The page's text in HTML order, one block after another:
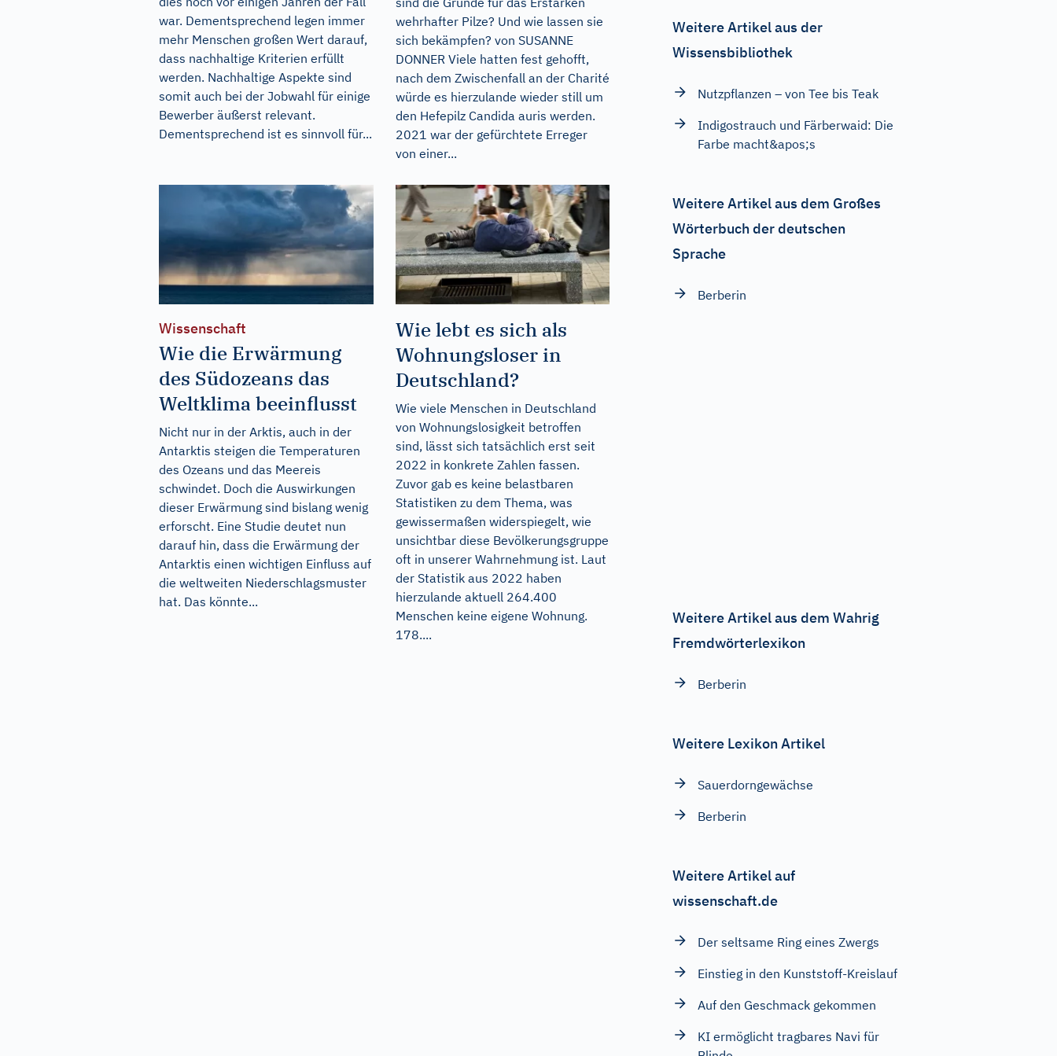
war. Dementsprechend legen immer
mehr Menschen großen Wert darauf,
dass nachhaltige Kriterien erfüllt
werden. Nachhaltige Aspekte sind
somit auch bei der Jobwahl für einige
Bewerber äußerst relevant.
Dementsprechend ist es sinnvoll für...
wehrhafter Pilze? Und wie lassen sie
sich bekämpfen? von SUSANNE
DONNER Viele hatten fest gehofft,
nach dem Zwischenfall an der Charité
würde es hierzulande wieder still um
den Hefepilz Candida auris werden.
2021 war der gefürchtete Erreger
von einer...
Wissenschaft
Wie die Erwärmung
des Südozeans das
Weltklima beeinflusst
Nicht nur in der Arktis, auch in der
Antarktis steigen die Temperaturen
des Ozeans und das Meereis
schwindet. Doch die Auswirkungen
dieser Erwärmung sind bislang wenig
erforscht. Eine Studie deutet nun
darauf hin, dass die Erwärmung der
Antarktis einen wichtigen Einfluss auf
die weltweiten Niederschlagsmuster
hat. Das könnte...
Wie lebt es sich als
Wohnungsloser in
Deutschland?
Wie viele Menschen in Deutschland
von Wohnungslosigkeit betroffen
sind, lässt sich tatsächlich erst seit
2022 in konkrete Zahlen fassen.
Zuvor gab es keine belastbaren
Statistiken zu dem Thema, was
gewissermaßen widerspiegelt, wie
unsichtbar diese Bevölkerungsgruppe
oft in unserer Wahrnehmung ist. Laut
der Statistik aus 2022 haben
hierzulande aktuell 264.400
Menschen keine eigene Wohnung.
178....
Weitere Artikel aus der
Wissensbibliothek
Nutzpflanzen – von Tee bis Teak
Indigostrauch und Färberwaid: Die
Farbe macht&apos;s
Weitere Artikel aus dem Großes
Wörterbuch der deutschen
Sprache
Berberin
Weitere Artikel aus dem Wahrig
Fremdwörterlexikon
Berberin
Weitere Lexikon Artikel
Sauerdorngewächse
Berberin
Weitere Artikel auf
wissenschaft.de
Der seltsame Ring eines Zwergs
Einstieg in den Kunststoff-Kreislauf
Auf den Geschmack gekommen
KI ermöglicht tragbares Navi für